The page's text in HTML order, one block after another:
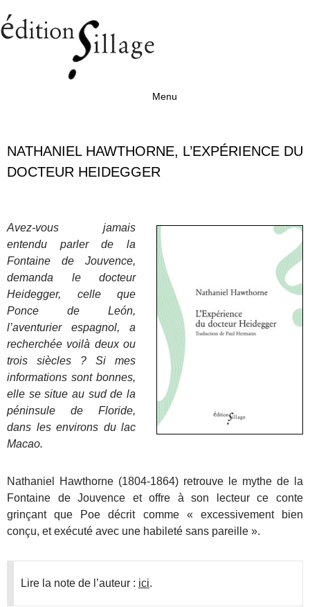
Menu
NATHANIEL HAWTHORNE, L’EXPÉRIENCE DU
DOCTEUR HEIDEGGER
Avez-vous jamais
entendu parler de la
Fontaine de Jouvence,
demanda le docteur
Heidegger, celle que
Ponce de León,
l’aventurier espagnol, a
recherchée voilà deux ou
trois siècles ? Si mes
informations sont bonnes,
elle se situe au sud de la
péninsule de Floride,
dans les environs du lac
Macao.
Nathaniel Hawthorne (1804-1864) retrouve le mythe de la
Fontaine de Jouvence et offre à son lecteur ce conte
grinçant que Poe décrit comme « excessivement bien
conçu, et exécuté avec une habileté sans pareille ».
Lire la note de l’auteur : ici.